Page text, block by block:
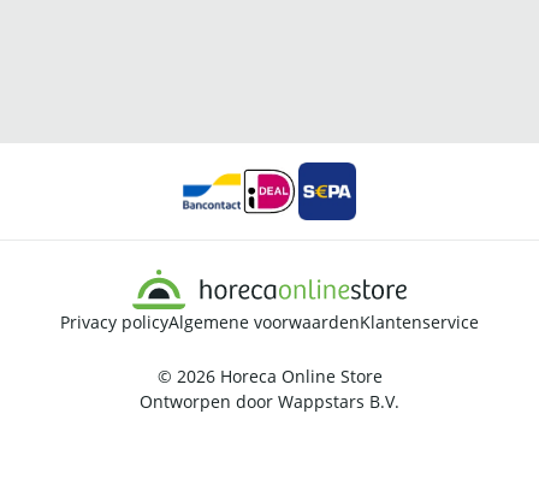
Privacy policyAlgemene voorwaardenKlantenservice
© 2026 Horeca Online Store
Ontworpen door Wappstars B.V.